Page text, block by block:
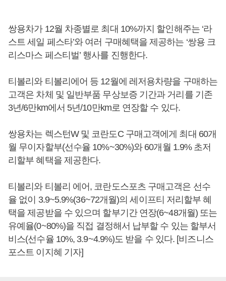
쌍용차가 12월 차종별로 최대 10%까지 할인해주는 ‘라
스트 세일 페스타’와 여러 구매혜택을 제공하는 ‘쌍용 크
리스마스 페스티벌’ 행사를 진행한다.
티볼리와 티볼리에어 등 12월에 레저용차량을 구매하는
고객은 차체 및 일반부품 무상보증 기간과 거리를 기존
3년/6만km에서 5년/10만km로 연장할 수 있다.
쌍용차는 렉스턴W 및 코란도C 구매고객에게 최대 60개
월 무이자할부(선수율 10%~30%)와 60개월 1.9% 초저
리할부 혜택을 제공한다.
티볼리와 티볼리 에어, 코란도스포츠 구매고객은 선수
율 없이 3.9~5.9%(36~72개월)의 세이프티 저리할부 혜
택을 제공받을 수 있으며 할부기간 연장(6~48개월) 또는
유예율(0~80%)을 직접 결정해서 납부할 수 있는 할부서
비스(선수율 10%, 3.9~4.9%)도 받을 수 있다. [비즈니스
포스트 이지혜 기자]